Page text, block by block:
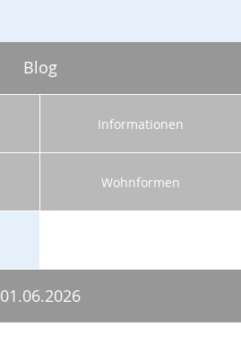
Blog
Informationen
Wohnformen
01.06.2026